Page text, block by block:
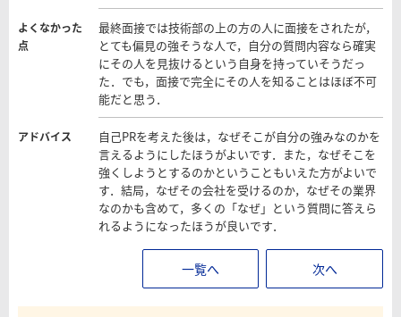
よくなかった
点
最終面接では技術部の上の方の人に面接をされたが，
とても偏見の強そうな人で，自分の質問内容なら確実
にその人を見抜けるという自身を持っていそうだっ
た．でも，面接で完全にその人を知ることはほぼ不可
能だと思う．
アドバイス
自己PRを考えた後は，なぜそこが自分の強みなのかを
言えるようにしたほうがよいです．また，なぜそこを
強くしようとするのかということもいえた方がよいで
す．結局，なぜその会社を受けるのか，なぜその業界
なのかも含めて，多くの「なぜ」という質問に答えら
れるようになったほうが良いです．
一覧へ 次へ